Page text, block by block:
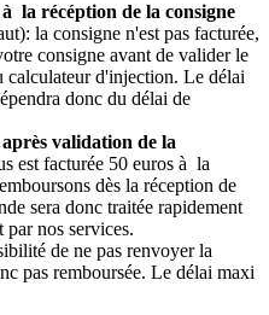
la récéption de la consigne
la consigne n'est pas facturée,
consigne avant de valider le
calculateur d'injection. Le délai
donc du délai de
validation de la
est facturée 50 euros à la
dès la réception de
sera donc traitée rapidement
nos services.
de ne pas renvoyer la
pas remboursée. Le délai maxi